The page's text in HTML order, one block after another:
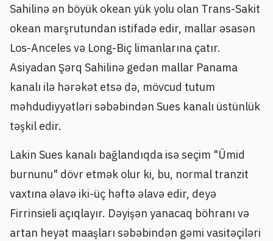
Sahilinə ən böyük okean yük yolu olan Trans-Sakit
okean marşrutundan istifadə edir, mallar əsasən
Los-Anceles və Long-Biç limanlarına çatır.
Asiyadan Şərq Sahilinə gedən mallar Panama
kanalı ilə hərəkət etsə də, mövcud tutum
məhdudiyyətləri səbəbindən Sues kanalı üstünlük
təşkil edir.
Lakin Sues kanalı bağlandıqda isə seçim "Ümid
burnunu" dövr etmək olur ki, bu, normal tranzit
vaxtına əlavə iki-üç həftə əlavə edir, deyə
Firrinsieli açıqlayır. Dəyişən yanacaq böhranı və
artan heyət maaşları səbəbindən gəmi vasitəçiləri